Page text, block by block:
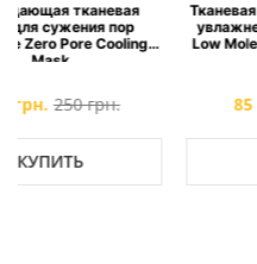
Тканевая маска для глубокого
увлажнения Torriden DIVE IN
Low Molecular Hyaluronic Acid
85 грн.